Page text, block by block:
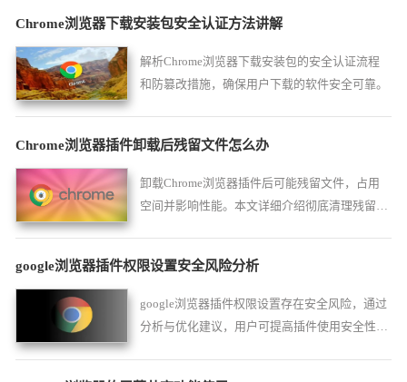
Chrome浏览器下载安装包安全认证方法讲解
解析Chrome浏览器下载安装包的安全认证流程
和防篡改措施，确保用户下载的软件安全可靠。
Chrome浏览器插件卸载后残留文件怎么办
卸载Chrome浏览器插件后可能残留文件，占用
空间并影响性能。本文详细介绍彻底清理残留文
google浏览器插件权限设置安全风险分析
google浏览器插件权限设置存在安全风险，通过
分析与优化建议，用户可提高插件使用安全性和